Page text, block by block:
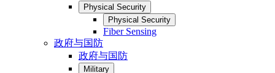
Physical Security
Physical Security
Fiber Sensing
政府与国防
政府与国防
Military